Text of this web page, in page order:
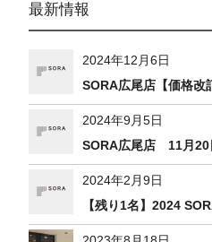
最新情報
2024年12月6日
SORA広尾店【価格改
2024年9月5日
SORA広尾店 11月20
2024年2月9日
【残り1名】2024